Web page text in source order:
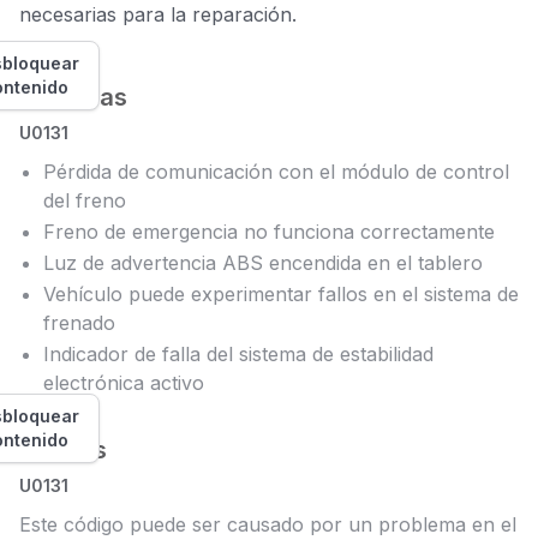
necesarias para la reparación.
Síntomas
U0131
Pérdida de comunicación con el módulo de control
del freno
Freno de emergencia no funciona correctamente
Luz de advertencia ABS encendida en el tablero
Vehículo puede experimentar fallos en el sistema de
frenado
Indicador de falla del sistema de estabilidad
electrónica activo
Causas
U0131
Este código puede ser causado por un problema en el